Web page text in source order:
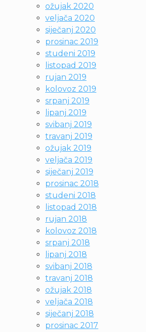
ožujak 2020
veljača 2020
siječanj 2020
prosinac 2019
studeni 2019
listopad 2019
rujan 2019
kolovoz 2019
srpanj 2019
lipanj 2019
svibanj 2019
travanj 2019
ožujak 2019
veljača 2019
siječanj 2019
prosinac 2018
studeni 2018
listopad 2018
rujan 2018
kolovoz 2018
srpanj 2018
lipanj 2018
svibanj 2018
travanj 2018
ožujak 2018
veljača 2018
siječanj 2018
prosinac 2017